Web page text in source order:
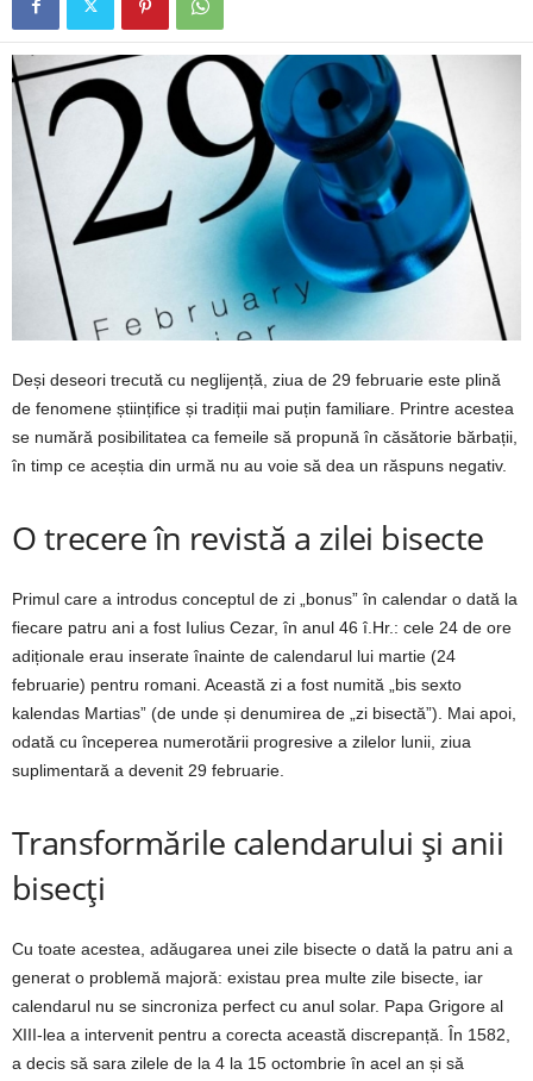
Deși deseori trecută cu neglijență, ziua de 29 februarie este plină
de fenomene științifice și tradiții mai puțin familiare. Printre acestea
se numără posibilitatea ca femeile să propună în căsătorie bărbații,
în timp ce aceștia din urmă nu au voie să dea un răspuns negativ.
O trecere în revistă a zilei bisecte
Primul care a introdus conceptul de zi „bonus” în calendar o dată la
fiecare patru ani a fost Iulius Cezar, în anul 46 î.Hr.: cele 24 de ore
adiționale erau inserate înainte de calendarul lui martie (24
februarie) pentru romani. Această zi a fost numită „bis sexto
kalendas Martias” (de unde și denumirea de „zi bisectă”). Mai apoi,
odată cu începerea numerotării progresive a zilelor lunii, ziua
suplimentară a devenit 29 februarie.
Transformările calendarului și anii
bisecți
Cu toate acestea, adăugarea unei zile bisecte o dată la patru ani a
generat o problemă majoră: existau prea multe zile bisecte, iar
calendarul nu se sincroniza perfect cu anul solar. Papa Grigore al
XIII-lea a intervenit pentru a corecta această discrepanță. În 1582,
a decis să sara zilele de la 4 la 15 octombrie în acel an și să